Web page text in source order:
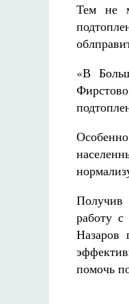
Тем не
«В
Получив
работу
Назаров
помочь